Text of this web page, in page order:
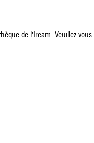
de l'Ircam. Veuillez